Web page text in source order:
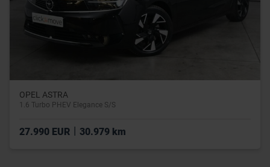
OPEL ASTRA
1.6 Turbo PHEV Elegance S/S
27.990 EUR 30.979 km